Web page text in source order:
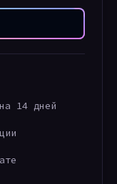
14 дней